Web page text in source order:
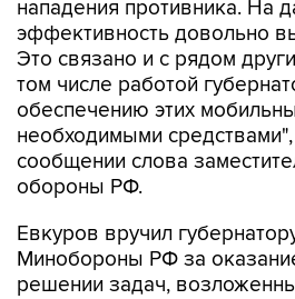
нападения противника. На
эффективность довольно
Это связано и с рядом
том числе работой
обеспечению этих
необходимыми
сообщении слова
обороны РФ.
Евкуров вручил
Минобороны РФ за
решении задач,